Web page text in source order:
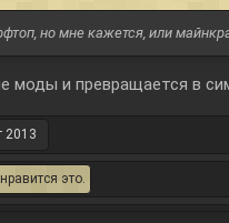
но мне кажется, или
моды и превращается в
2013
нравится это.